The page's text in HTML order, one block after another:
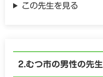
この先生を見る
むつ市の男性の先生